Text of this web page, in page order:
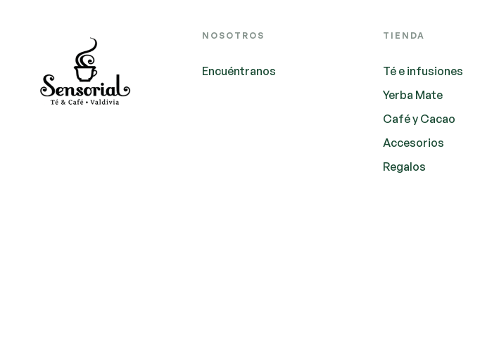
NOSOTROS
Encuéntranos
TIENDA
Té e infusiones
Yerba Mate
Café y Cacao
Accesorios
Regalos